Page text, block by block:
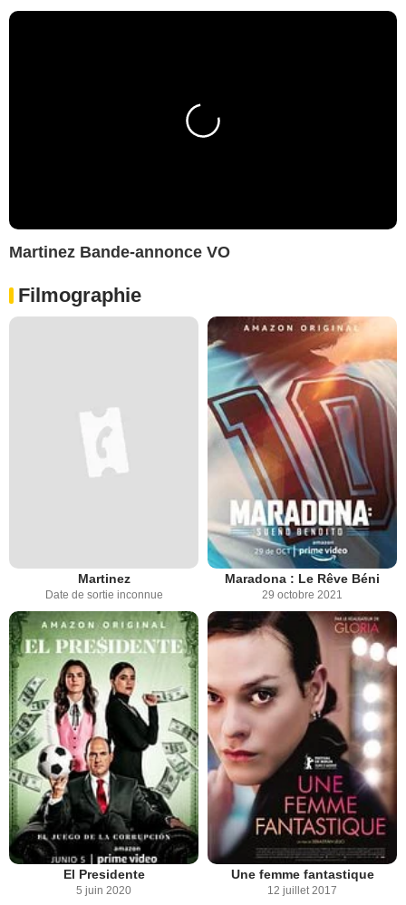
Martinez Bande-annonce VO
Filmographie
Martinez
Date de sortie inconnue
Maradona : Le Rêve Béni
29 octobre 2021
El Presidente
5 juin 2020
Une femme fantastique
12 juillet 2017